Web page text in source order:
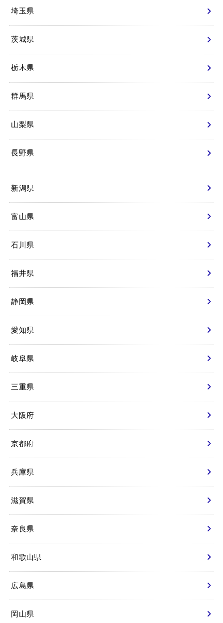
埼玉県
茨城県
栃木県
群馬県
山梨県
長野県
新潟県
富山県
石川県
福井県
静岡県
愛知県
岐阜県
三重県
大阪府
京都府
兵庫県
滋賀県
奈良県
和歌山県
広島県
岡山県